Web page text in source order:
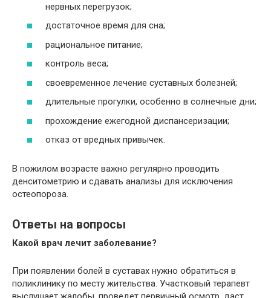
нервных перегрузок;
достаточное время для сна;
рациональное питание;
контроль веса;
своевременное лечение суставных болезней;
длительные прогулки, особенно в солнечные дни;
прохождение ежегодной диспансеризации;
отказ от вредных привычек.
В пожилом возрасте важно регулярно проводить
денситометрию и сдавать анализы для исключения
остеопороза.
Ответы на вопросы
Какой врач лечит заболевание?
При появлении болей в суставах нужно обратиться в
поликлинику по месту жительства. Участковый терапевт